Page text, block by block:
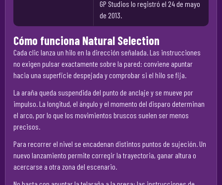
GP Studios lo registró el 24 de mayo
de 2013.
Cómo funciona Natural Selection
Cada clic lanza un hilo en la dirección señalada. Las instrucciones
no exigen pulsar exactamente sobre la pared: conviene apuntar
hacia una superficie despejada y comprobar si el hilo se fija.
La araña queda suspendida del punto de anclaje y se mueve por
impulso. La longitud, el ángulo y el momento del disparo determinan
el arco, por lo que los movimientos bruscos suelen ser menos
precisos.
Para recorrer el nivel se encadenan distintos puntos de sujeción. Un
nuevo lanzamiento permite corregir la trayectoria, ganar altura o
acercarse a otra zona del escenario.